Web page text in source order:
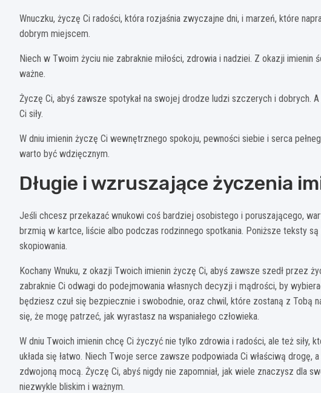
Wnuczku, życzę Ci radości, która rozjaśnia zwyczajne dni, i marzeń, które
dobrym miejscem.
Niech w Twoim życiu nie zabraknie miłości, zdrowia i nadziei. Z okazji
ważne.
Życzę Ci, abyś zawsze spotykał na swojej drodze ludzi szczerych i dobrych.
Ci siły.
W dniu imienin życzę Ci wewnętrznego spokoju, pewności siebie i serca
warto być wdzięcznym.
Długie i wzruszające życzenia
Jeśli chcesz przekazać wnukowi coś bardziej osobistego i poruszającego,
brzmią w kartce, liście albo podczas rodzinnego spotkania. Poniższe teksty
skopiowania.
Kochany Wnuku, z okazji Twoich imienin życzę Ci, abyś zawsze szedł przez
zabraknie Ci odwagi do podejmowania własnych decyzji i mądrości, by
będziesz czuł się bezpiecznie i swobodnie, oraz chwil, które zostaną z Tobą
się, że mogę patrzeć, jak wyrastasz na wspaniałego człowieka.
W dniu Twoich imienin chcę Ci życzyć nie tylko zdrowia i radości, ale też siły,
układa się łatwo. Niech Twoje serce zawsze podpowiada Ci właściwą drogę,
zdwojoną mocą. Życzę Ci, abyś nigdy nie zapomniał, jak wiele znaczysz dla
niezwykle bliskim i ważnym.